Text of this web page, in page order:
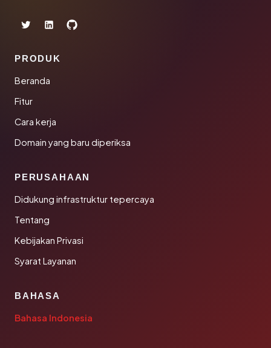
PRODUK
Beranda
Fitur
Cara kerja
Domain yang baru diperiksa
PERUSAHAAN
Didukung infrastruktur tepercaya
Tentang
Kebijakan Privasi
Syarat Layanan
BAHASA
Bahasa Indonesia